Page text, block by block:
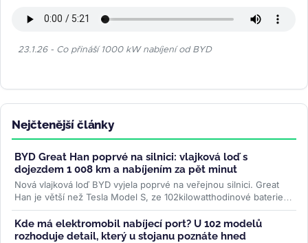
23.1.26 - Co přináší 1000 kW nabíjení od BYD
Nejčtenější články
BYD Great Han poprvé na silnici: vlajková loď s
dojezdem 1 008 km a nabíjením za pět minut
Nová vlajková loď BYD vyjela poprvé na veřejnou silnici. Great
Han je větší než Tesla Model S, ze 102kilowatthodinové baterie
slibuje až 1...>>
Kde má elektromobil nabíjecí port? U 102 modelů
rozhoduje detail, který u stojanu poznáte hned